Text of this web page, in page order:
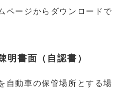
ページからダウンロードで
明書面（自認書）
自動車の保管場所とする場